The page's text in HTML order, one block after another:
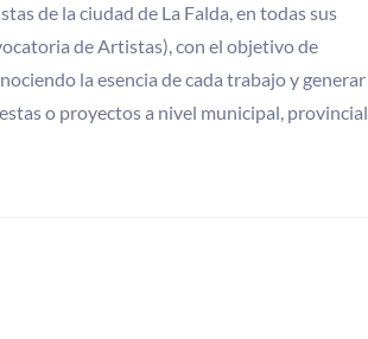
de la ciudad de La Falda, en todas sus
de Artistas), con el objetivo de
la esencia de cada trabajo y generar
o proyectos a nivel municipal, provincial